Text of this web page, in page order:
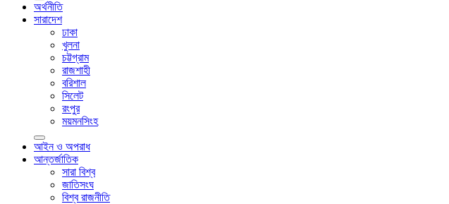
অর্থনীতি
সারাদেশ
ঢাকা
খুলনা
চট্টগ্রাম
রাজশাহী
বরিশাল
সিলেট
রংপুর
ময়মনসিংহ
আইন ও অপরাধ
আন্তর্জাতিক
সারা বিশ্ব
জাতিসংঘ
বিশ্ব রাজনীতি